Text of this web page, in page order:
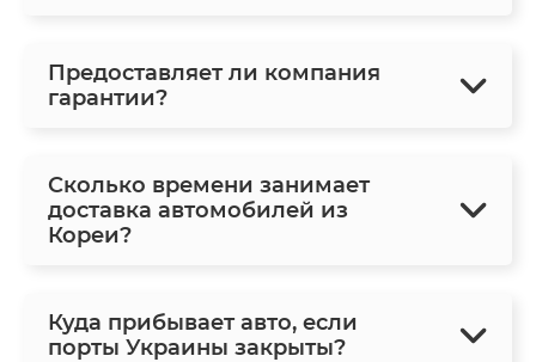
Предоставляет ли компания
гарантии?
Сколько времени занимает
доставка автомобилей из
Кореи?
Куда прибывает авто, если
порты Украины закрыты?